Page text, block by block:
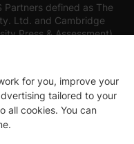
Partners defined as The
Ltd. and Cambridge
Press & Assessment)
sử dụng
for you, improve your
tailored to your
all cookies. You can